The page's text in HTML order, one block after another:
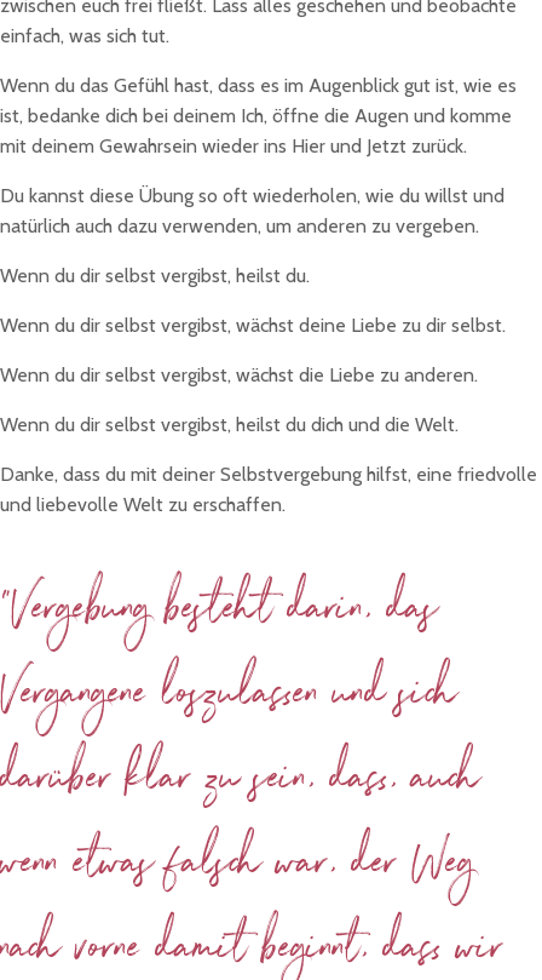
zwischen euch frei fließt. Lass alles geschehen und beobachte
einfach, was sich tut.
Wenn du das Gefühl hast, dass es im Augenblick gut ist, wie es
ist, bedanke dich bei deinem Ich, öffne die Augen und komme
mit deinem Gewahrsein wieder ins Hier und Jetzt zurück.
Du kannst diese Übung so oft wiederholen, wie du willst und
natürlich auch dazu verwenden, um anderen zu vergeben.
Wenn du dir selbst vergibst, heilst du.
Wenn du dir selbst vergibst, wächst deine Liebe zu dir selbst.
Wenn du dir selbst vergibst, wächst die Liebe zu anderen.
Wenn du dir selbst vergibst, heilst du dich und die Welt.
Danke, dass du mit deiner Selbstvergebung hilfst, eine friedvolle
und liebevolle Welt zu erschaffen.
"Vergebung besteht darin, das
Vergangene loszulassen und sich
darüber klar zu sein, dass, auch
wenn etwas falsch war, der Weg
nach vorne damit beginnt, dass wir